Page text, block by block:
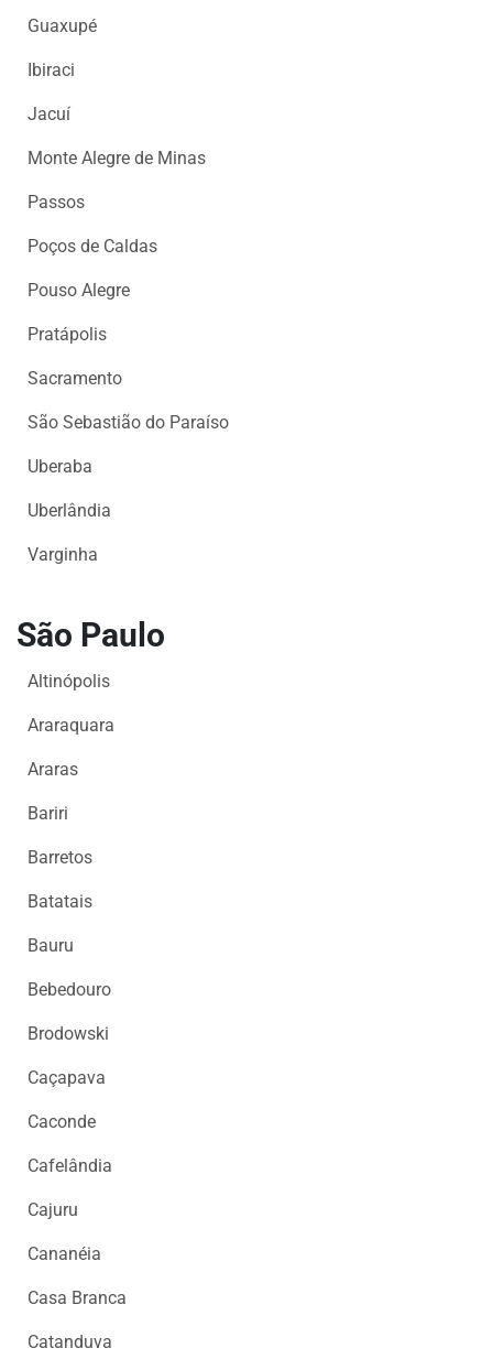
DOS
MERCADO
DE
WEBINAR
TV
MIGALHAS
SOMOS
SERVIÇOS
MIGALHAS
FAÇA
WEBINAR
MIGALHAS
MIGALHAS
CORRESPONDENTES
CATÁLOGO
ESCRITÓRIOS
PRECATÓRIOS
LIVRARIA
CENTRAL
DO
CADASTRE-
SE
FALE
APOIADORES
FOMENTADORES
Guaxupé
Ibiraci
Jacuí
Monte Alegre de Minas
Passos
Poços de Caldas
Pouso Alegre
Pratápolis
Sacramento
São Sebastião do Paraíso
Uberaba
Uberlândia
Varginha
São Paulo
Altinópolis
Araraquara
Araras
Bariri
Barretos
Batatais
Bauru
Bebedouro
Brodowski
Caçapava
Caconde
Cafelândia
Cajuru
Cananéia
Casa Branca
Catanduva